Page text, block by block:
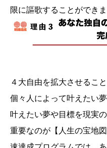
限に謳歌することができ
４大自由を拡大させるこ
個々人によって叶えたい
叶えたい夢や目標を現実
重要なのが【人生の宝地